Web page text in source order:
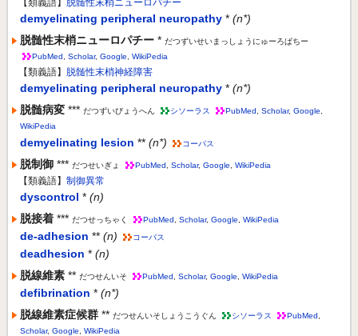
【類義語】 脱髄性末梢ニューロパチー
demyelinating peripheral neuropathy * (n*)
脱髄性末梢ニューロパチー * だつずいせいまっしょうにゅーろぱちー
PubMed , Scholar, Google, WikiPedia
【類義語】 脱髄性末梢神経障害
demyelinating peripheral neuropathy * (n*)
脱髄病変 *** だつずいびょうへん シソーラス PubMed , Scholar, Google,
WikiPedia
demyelinating lesion ** (n*) コーパス
脱制御 *** だつせいぎょ PubMed , Scholar, Google, WikiPedia
【類義語】 制御異常
dyscontrol * (n)
脱接着 *** だつせっちゃく PubMed , Scholar, Google, WikiPedia
de-adhesion ** (n) コーパス
deadhesion * (n)
脱線維素 ** だつせんいそ PubMed , Scholar, Google, WikiPedia
defibrination * (n*)
脱線維素症候群 ** だつせんいそしょうこうぐん シソーラス PubMed ,
Scholar, Google, WikiPedia